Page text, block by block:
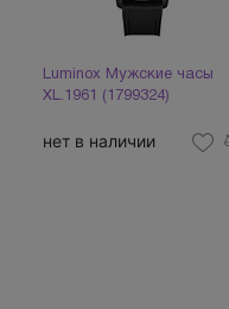
Luminox Мужские часы
XL.1961 (1799324)
нет в наличии